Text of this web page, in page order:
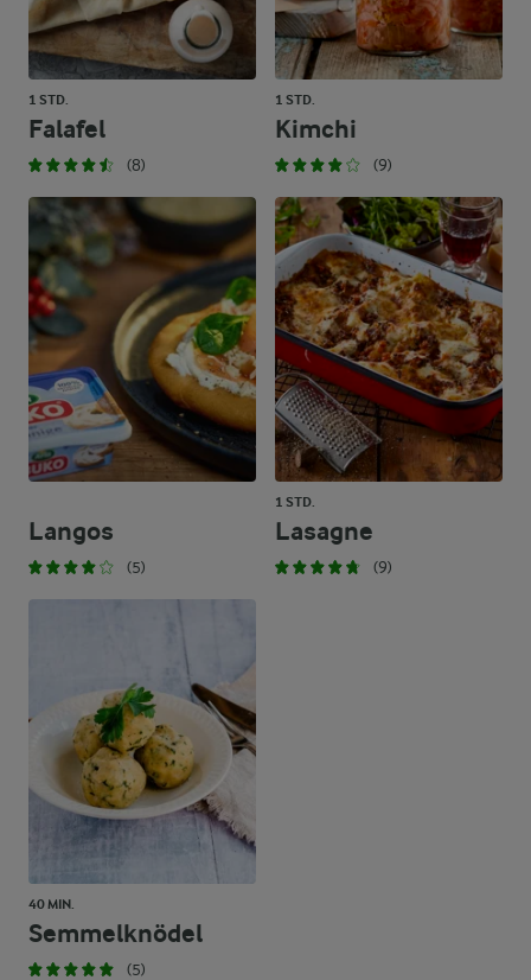
1 STD.
Falafel
(8)
1 STD.
Kimchi
(9)
Langos
(5)
1 STD.
Lasagne
(9)
40 MIN.
Semmelknödel
(5)